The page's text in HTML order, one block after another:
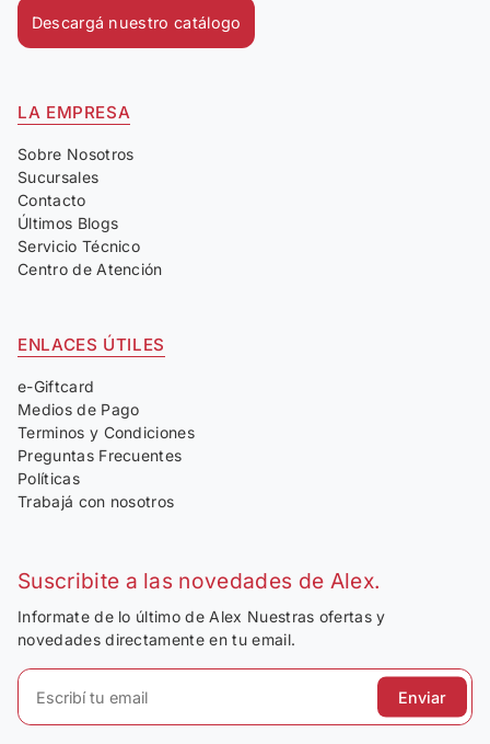
Descargá nuestro catálogo
LA EMPRESA
Sobre Nosotros
Sucursales
Contacto
Últimos Blogs
Servicio Técnico
Centro de Atención
ENLACES ÚTILES
e-Giftcard
Medios de Pago
Terminos y Condiciones
Preguntas Frecuentes
Políticas
Trabajá con nosotros
Suscribite a las novedades de Alex.
Informate de lo último de Alex Nuestras ofertas y
novedades directamente en tu email.
Enviar